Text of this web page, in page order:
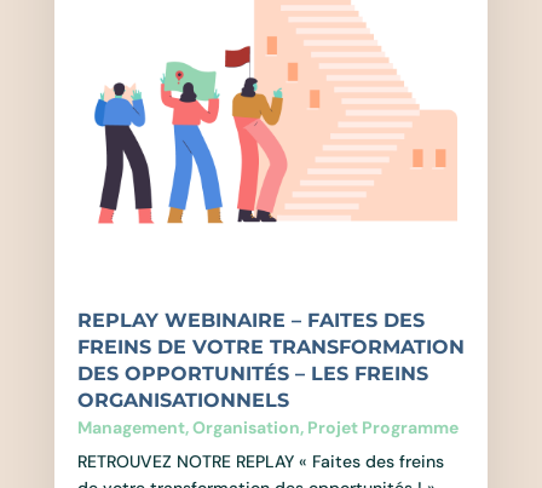
REPLAY WEBINAIRE – FAITES DES
FREINS DE VOTRE TRANSFORMATION
DES OPPORTUNITÉS – LES FREINS
ORGANISATIONNELS
Management,Organisation, Projet Programme
RETROUVEZ NOTRE REPLAY « Faites des freins